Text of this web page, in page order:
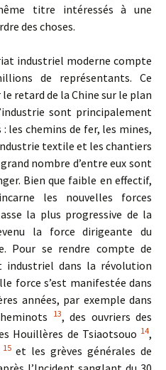
titre intéressés à une
des choses.
industriel moderne compte
de représentants. Ce
retard de la Chine sur le plan
sont principalement
les chemins de fer, les mines,
textile et les chantiers
nombre d’entre eux sont
Bien que faible en effectif,
les nouvelles forces
la plus progressive de la
la force dirigeante du
Pour se rendre compte de
industriel dans la révolution
force s’est manifestée dans
années, par exemple dans
13, des ouvriers des
Houillères de Tsiaotsouo 14,
15et les grèves générales de